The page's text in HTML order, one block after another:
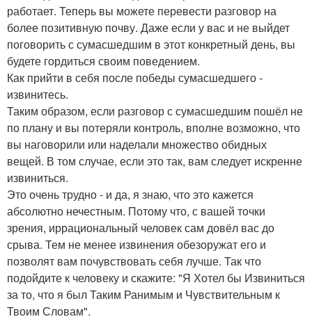
работает. Теперь вы можете перевести разговор на
более позитивную почву. Даже если у вас и не выйдет
поговорить с сумасшедшим в этот конкретный день, вы
будете гордиться своим поведением.
Как прийти в себя после победы сумасшедшего -
извинитесь.
Таким образом, если разговор с сумасшедшим пошёл не
по плану и вы потеряли контроль, вполне возможно, что
вы наговорили или наделали множество обидных
вещей. В том случае, если это так, вам следует искренне
извиниться.
Это очень трудно - и да, я знаю, что это кажется
абсолютно нечестным. Потому что, с вашей точки
зрения, иррациональный человек сам довёл вас до
срыва. Тем не менее извинения обезоружат его и
позволят вам почувствовать себя лучше. Так что
подойдите к человеку и скажите: "Я Хотел бы Извиниться
за то, что я был Таким Ранимым и Чувствительным к
Твоим Словам".